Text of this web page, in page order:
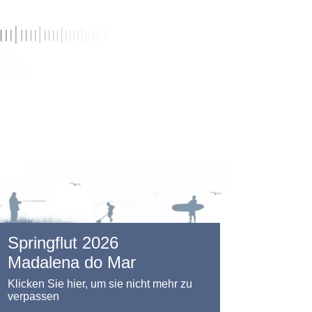
Springflut 2026
Madalena do Mar
Klicken Sie hier, um sie nicht mehr zu
verpassen